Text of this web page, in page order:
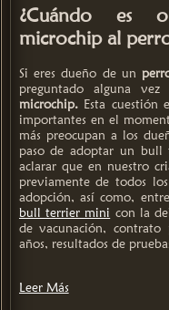
¿Cuándo es
microchip al
Si eres dueño de un
preguntado alguna vez
microchip.Esta cuestión
importantes en el
más preocupan a los
paso de adoptar un
aclarar que en nuestro
previamente de todos
adopción, así como,
bull terrier mini con la
de vacunación,
años, resultados de
Leer Más